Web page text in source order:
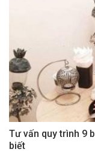
Tư vấn quy trình 9
biết